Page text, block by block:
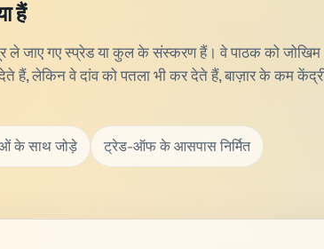
हैं
ले जाए गए स्प्रेड या कुल के संस्करण हैं। वे पाठक को
हैं, लेकिन वे दांव को पतला भी कर देते हैं, बाज़ार के कम
के साथ जोड़े ट्रेड-ऑफ के आसपास निर्मित